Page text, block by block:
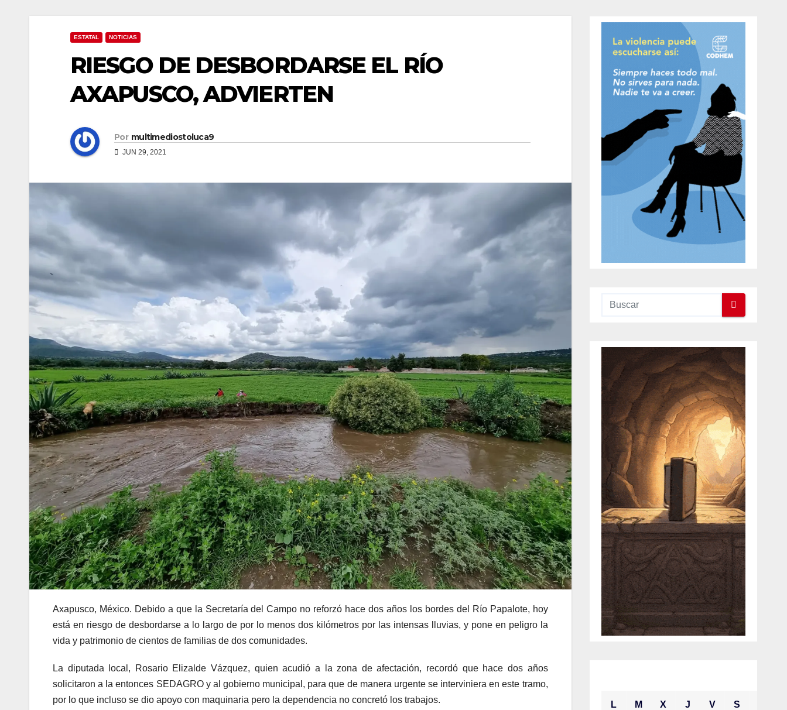
ESTATAL NOTICIAS
RIESGO DE DESBORDARSE EL RÍO
AXAPUSCO, ADVIERTEN
Por multimediostoluca9
JUN 29, 2021
Axapusco, México. Debido a que la Secretaría del Campo no reforzó hace dos años los bordes del Río Papalote, hoy
está en riesgo de desbordarse a lo largo de por lo menos dos kilómetros por las intensas lluvias, y pone en peligro la
vida y patrimonio de cientos de familias de dos comunidades.
La diputada local, Rosario Elizalde Vázquez, quien acudió a la zona de afectación, recordó que hace dos años
solicitaron a la entonces SEDAGRO y al gobierno municipal, para que de manera urgente se interviniera en este tramo,
por lo que incluso se dio apoyo con maquinaria pero la dependencia no concretó los trabajos.
L M X J V S